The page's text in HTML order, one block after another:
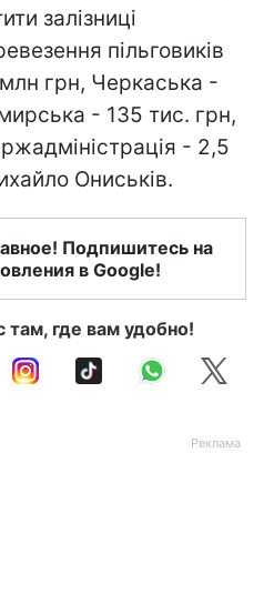
залізниці
пільговиків
грн, Черкаська -
- 135 тис. грн,
- 2,5
Ониськів.
Подпишитесь на
в Google!
там, где вам удобно!